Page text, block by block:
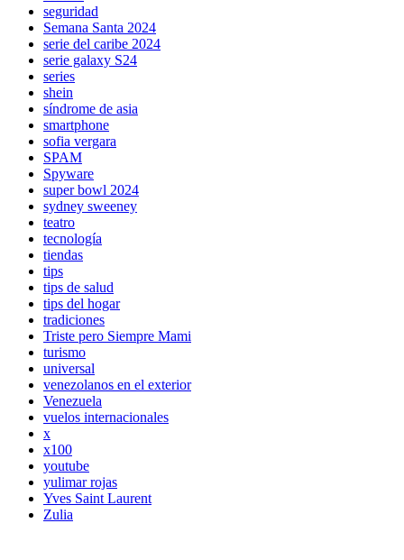
seguridad
Semana Santa 2024
serie del caribe 2024
serie galaxy S24
series
shein
síndrome de asia
smartphone
sofia vergara
SPAM
Spyware
super bowl 2024
sydney sweeney
teatro
tecnología
tiendas
tips
tips de salud
tips del hogar
tradiciones
Triste pero Siempre Mami
turismo
universal
venezolanos en el exterior
Venezuela
vuelos internacionales
x
x100
youtube
yulimar rojas
Yves Saint Laurent
Zulia